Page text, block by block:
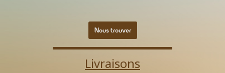
Nous trouver
Livraisons